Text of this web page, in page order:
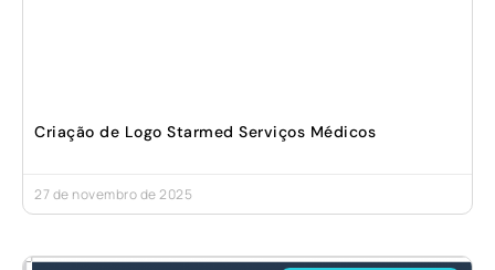
Criação de Logo Starmed Serviços Médicos
27 de novembro de 2025